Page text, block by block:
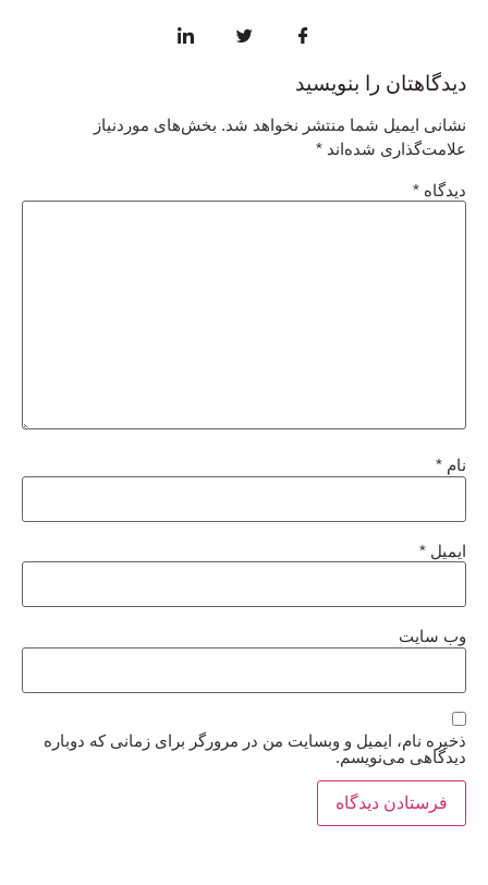
دیدگاهتان را بنویسید
نشانی ایمیل شما منتشر نخواهد شد. بخش‌های موردنیاز
علامت‌گذاری شده‌اند *
دیدگاه *
نام *
ایمیل *
وب‌ سایت
ذخیره نام، ایمیل و وبسایت من در مرورگر برای زمانی که دوباره
دیدگاهی می‌نویسم.